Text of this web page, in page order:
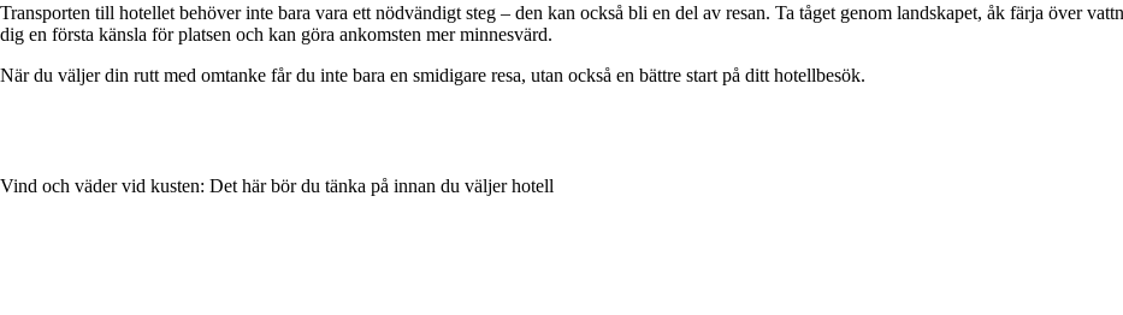
Transporten till hotellet behöver inte bara vara ett nödvändigt steg – den kan också bli en del av resan. Ta tåget genom landskapet, åk färja över
dig en första känsla för platsen och kan göra ankomsten mer minnesvärd.
När du väljer din rutt med omtanke får du inte bara en smidigare resa, utan också en bättre start på ditt hotellbesök.
Vind och väder vid kusten: Det här bör du tänka på innan du väljer hotell